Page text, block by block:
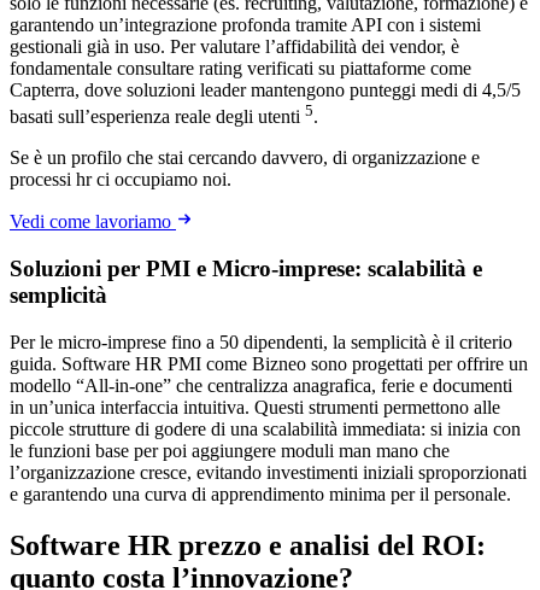
garantendo un’integrazione profonda tramite API con i sistemi
gestionali già in uso. Per valutare l’affidabilità dei vendor, è
fondamentale consultare rating verificati su piattaforme come
Capterra, dove soluzioni leader mantengono punteggi medi di 4,5/5
basati sull’esperienza reale degli utenti 5.
Se è un profilo che stai cercando davvero, di organizzazione e
processi hr ci occupiamo noi.
Vedi come lavoriamo
Soluzioni per PMI e Micro-imprese: scalabilità e
semplicità
Per le micro-imprese fino a 50 dipendenti, la semplicità è il criterio
guida. Software HR PMI come Bizneo sono progettati per offrire un
modello “All-in-one” che centralizza anagrafica, ferie e documenti
in un’unica interfaccia intuitiva. Questi strumenti permettono alle
piccole strutture di godere di una scalabilità immediata: si inizia con
le funzioni base per poi aggiungere moduli man mano che
l’organizzazione cresce, evitando investimenti iniziali sproporzionati
e garantendo una curva di apprendimento minima per il personale.
Software HR prezzo e analisi del ROI:
quanto costa l’innovazione?